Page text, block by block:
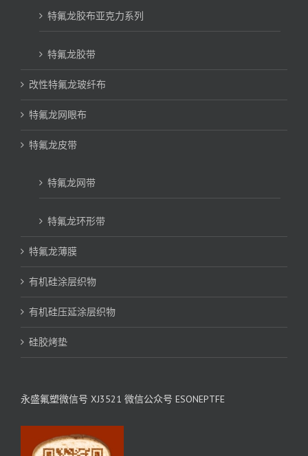
特氟龙胶布亚克力系列
特氟龙胶带
改性特氟龙玻纤布
特氟龙网眼布
特氟龙皮带
特氟龙网带
特氟龙环形带
特氟龙薄膜
有机硅涂层织物
有机硅压延涂层织物
硅胶烤垫
永盛氟塑微信号 XJ3521 微信公众号 ESONEPTFE